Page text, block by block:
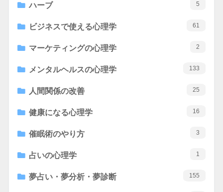
ハーブ 5
ビジネスで使える心理学 61
マーケティングの心理学 2
メンタルヘルスの心理学 133
人間関係の改善 25
健康になる心理学 16
催眠術のやり方 3
占いの心理学 1
夢占い・夢分析・夢診断 155